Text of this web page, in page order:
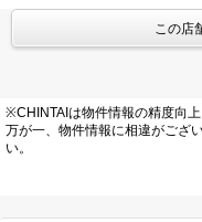
この店
※CHINTAIは物件情報の精度向上
万が一、物件情報に相違がござ
い。